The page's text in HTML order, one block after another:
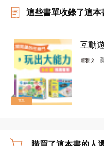
這些書單收錄了這本
書單
互動
歲）
購買了這本書的人